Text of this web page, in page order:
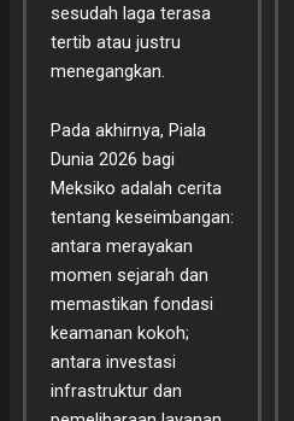
sesudah laga terasa
tertib atau justru
menegangkan.
Pada akhirnya, Piala
Dunia 2026 bagi
Meksiko adalah cerita
tentang keseimbangan:
antara merayakan
momen sejarah dan
memastikan fondasi
keamanan kokoh;
antara investasi
infrastruktur dan